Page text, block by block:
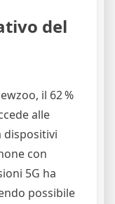
del
il 62 %
alle
dispositivi
con
5G ha
possibile